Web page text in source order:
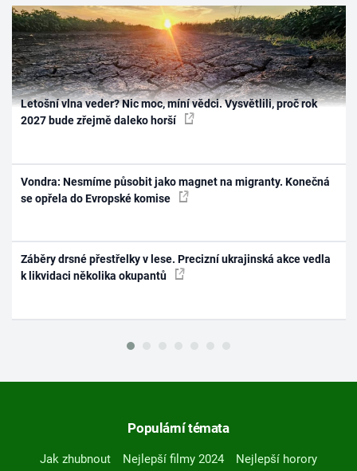
Letošní vlna veder? Nic moc, míní vědci. Vysvětlili, proč rok
2027 bude zřejmě daleko horší
Vondra: Nesmíme působit jako magnet na migranty. Konečná
se opřela do Evropské komise
Záběry drsné přestřelky v lese. Precizní ukrajinská akce vedla
k likvidaci několika okupantů
Populární témata
Jak zhubnout Nejlepší filmy 2024
Nejlepší horory